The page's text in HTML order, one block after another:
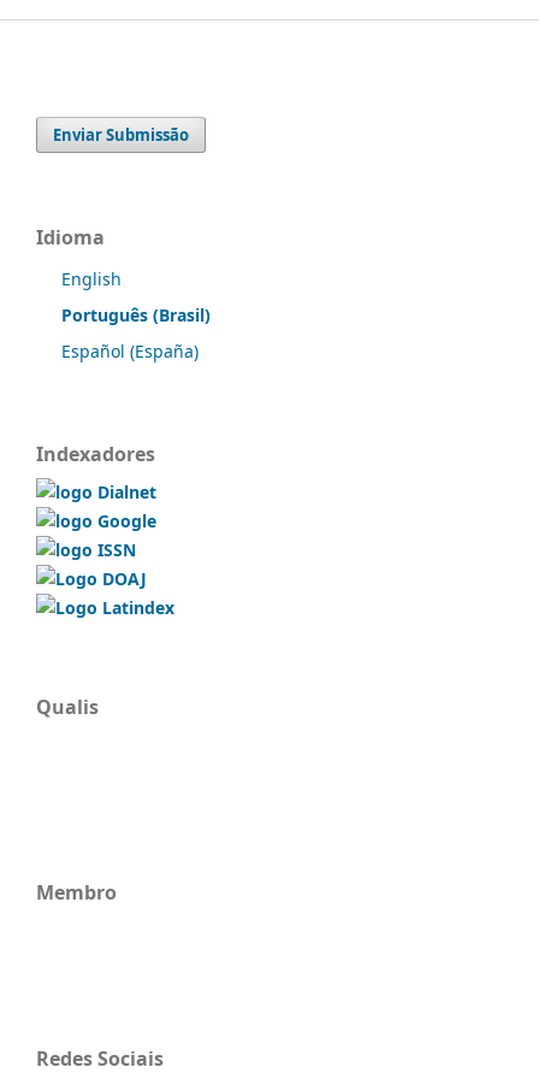
Enviar Submissão
Idioma
English
Português (Brasil)
Español (España)
Indexadores
Qualis
Membro
Redes Sociais